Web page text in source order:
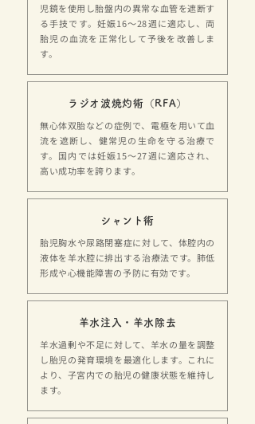
児鏡を使用し胎盤内の異常な血管を遮断す
る手技です。妊娠16～28週に適応し、両
胎児の血流を正常化して予後を改善しま
す。
ラジオ波焼灼術（RFA）
無心体双胎などの症例で、電極を用いて血
流を遮断し、健常児の生命を守る治療で
す。国内では妊娠15～27週に適応され、
高い成功率を誇ります。
シャント術
胎児胸水や尿路閉塞症に対して、体腔内の
液体を羊水腔に排出する治療法です。肺低
形成や心機能障害の予防に有効です。
羊水注入・羊水除去
羊水過剰や不足に対して、羊水の量を調整
し胎児の発育環境を最適化します。これに
より、子宮内での胎児の健康状態を維持し
ます。